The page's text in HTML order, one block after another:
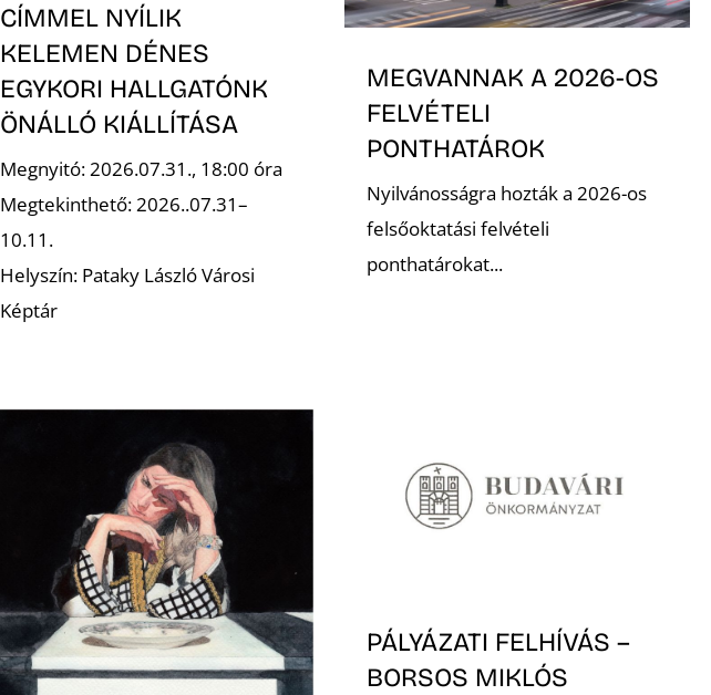
CÍMMEL NYÍLIK
KELEMEN DÉNES
EGYKORI HALLGATÓNK
ÖNÁLLÓ KIÁLLÍTÁSA
Megnyitó: 2026.07.31., 18:00 óra
Megtekinthető: 2026..07.31–
10.11.
Helyszín: Pataky László Városi
Képtár
MEGVANNAK A 2026-OS
FELVÉTELI
PONTHATÁROK
Nyilvánosságra hozták a 2026-os
felsőoktatási felvételi
ponthatárokat...
PÁLYÁZATI FELHÍVÁS –
BORSOS MIKLÓS